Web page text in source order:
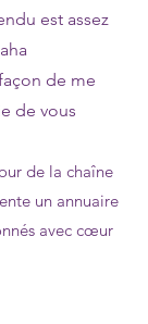
est assez
de me
de vous
de la chaîne
un annuaire
avec cœur